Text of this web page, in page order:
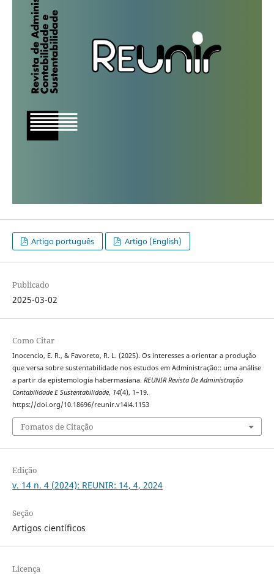
Artigo português Artigo (English)
Publicado
2025-03-02
Como Citar
Inocencio, E. R., & Favoreto, R. L. (2025). Os interesses a orientar a produção
que versa sobre sustentabilidade nos estudos em Administração:: uma análise
a partir da epistemologia habermasiana. REUNIR Revista De Administração
Contabilidade E Sustentabilidade, 14(4), 1–19.
https://doi.org/10.18696/reunir.v14i4.1153
Fomatos de Citação
Edição
v. 14 n. 4 (2024): REUNIR: 14, 4, 2024
Seção
Artigos científicos
Licença